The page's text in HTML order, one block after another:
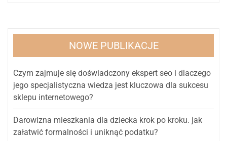
NOWE PUBLIKACJE
Czym zajmuje się doświadczony ekspert seo i dlaczego
jego specjalistyczna wiedza jest kluczowa dla sukcesu
sklepu internetowego?
Darowizna mieszkania dla dziecka krok po kroku. jak
załatwić formalności i uniknąć podatku?